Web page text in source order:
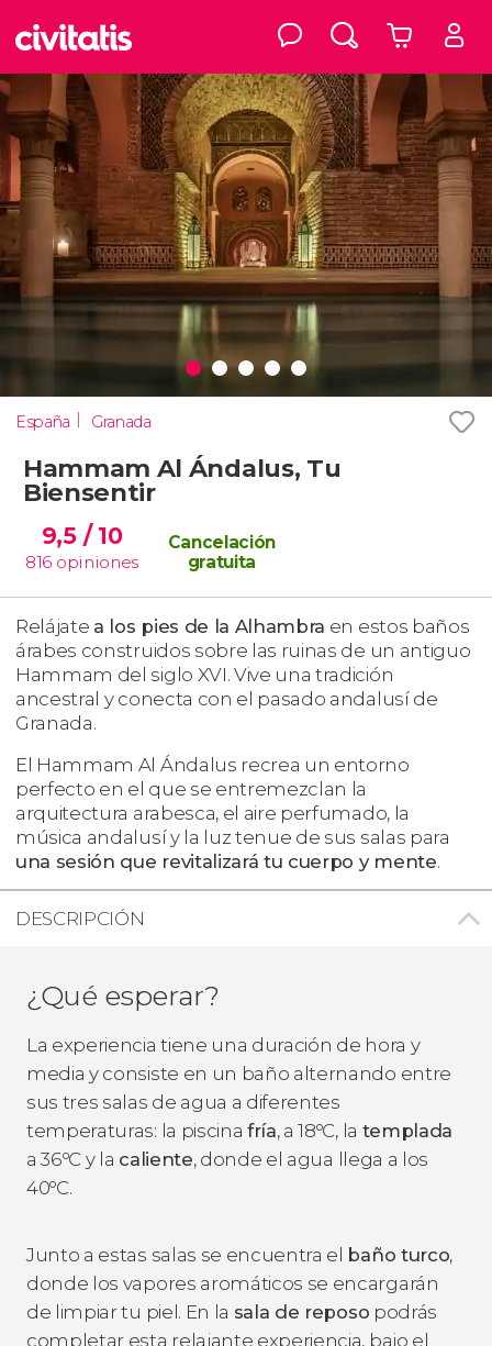
España Granada
Hammam Al Ándalus, Tu
Biensentir
9,5 / 10
816 opiniones
Cancelación
gratuita
Relájate a los pies de la Alhambra en estos baños
árabes construidos sobre las ruinas de un antiguo
Hammam del siglo XVI. Vive una tradición
ancestral y conecta con el pasado andalusí de
Granada.
El Hammam Al Ándalus recrea un entorno
perfecto en el que se entremezclan la
arquitectura arabesca, el aire perfumado, la
música andalusí y la luz tenue de sus salas para
una sesión que revitalizará tu cuerpo y mente.
DESCRIPCIÓN
¿Qué esperar?
La experiencia tiene una duración de hora y
media y consiste en un baño alternando entre
sus tres salas de agua a diferentes
temperaturas: la piscina fría, a 18ºC, la templada
a 36ºC y la caliente, donde el agua llega a los
40ºC.
Junto a estas salas se encuentra el baño turco,
donde los vapores aromáticos se encargarán
de limpiar tu piel. En la sala de reposo podrás
completar esta relajante experiencia, bajo el